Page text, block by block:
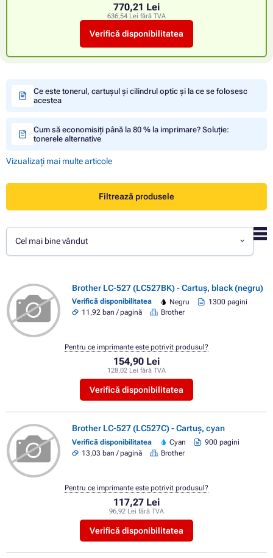
770,21 Lei
636,54 Lei fără TVA
Verifică disponibilitatea
Ce este tonerul, cartușul și cilindrul optic și la ce se folosesc
acestea
Cum să economisiți până la 80 % la imprimare? Soluție:
tonerele alternative
Vizualizați mai multe articole
Filtrează produsele
Cel mai bine vândut
Brother LC-527 (LC527BK) - Cartuș, black (negru)
Verifică disponibilitatea Negru
1300 pagini
11,92 ban / pagină
Brother
154,90 Lei
128,02 Lei fără TVA
Verifică disponibilitatea
Pentru ce imprimante este potrivit produsul?
Brother LC-527 (LC527C) - Cartuș, cyan
Verifică disponibilitatea Cyan
900 pagini
13,03 ban / pagină
Brother
117,27 Lei
96,92 Lei fără TVA
Verifică disponibilitatea
Pentru ce imprimante este potrivit produsul?